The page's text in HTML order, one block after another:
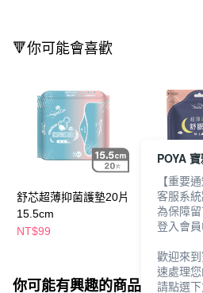
🔻你可能會喜歡
舒芯超薄抑菌護墊20片
15.5cm
NT$99
舒芯超薄
褲-多款任選
NT$99
你可能有興趣的商品 全站排行
POYA
【重要通
客服系
為保障
登入會
歡迎來
速處理您
請點選